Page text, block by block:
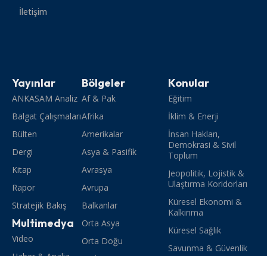
İletişim
Yayınlar
ANKASAM Analiz
Balgat Çalışmaları
Bülten
Dergi
Kitap
Rapor
Stratejik Bakış
Multimedya
Video
Bölgeler
Af & Pak
Afrika
Amerikalar
Asya & Pasifik
Avrasya
Avrupa
Balkanlar
Orta Asya
Orta Doğu
Konular
Eğitim
İklim & Enerji
İnsan Hakları,
Demokrasi & Sivil
Toplum
Jeopolitik, Lojistik &
Ulaştırma Koridorları
Küresel Ekonomi &
Kalkınma
Küresel Sağlık
Savunma & Güvenlik